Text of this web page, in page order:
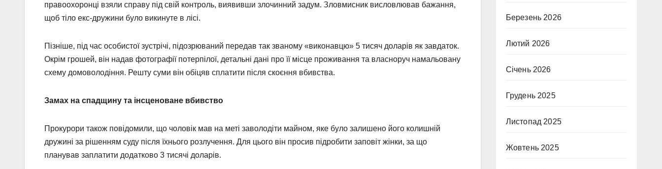
правоохоронці взяли справу під свій контроль, виявивши злочинний задум. Зловмисник висловлював бажання,
щоб тіло екс-дружини було викинуте в лісі.
Пізніше, під час особистої зустрічі, підозрюваний передав так званому «виконавцю» 5 тисяч доларів як завдаток.
Окрім грошей, він надав фотографії потерпілої, детальні дані про її місце проживання та власноруч намальовану
схему домоволодіння. Решту суми він обіцяв сплатити після скоєння вбивства.
Замах на спадщину та інсценоване вбивство
Прокурори також повідомили, що чоловік мав на меті заволодіти майном, яке було залишено його колишній
дружині за рішенням суду після їхнього розлучення. Для цього він просив підробити заповіт жінки, за що
планував заплатити додатково 3 тисячі доларів.
Березень 2026
Лютий 2026
Січень 2026
Грудень 2025
Листопад 2025
Жовтень 2025